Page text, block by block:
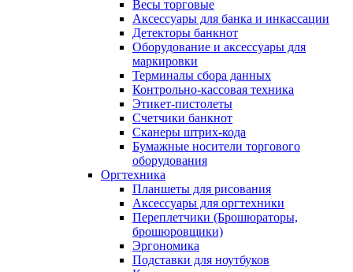
Весы торговые
Аксессуары для банка и инкассации
Детекторы банкнот
Оборудование и аксессуары для
маркировки
Терминалы сбора данных
Контрольно-кассовая техника
Этикет-пистолеты
Счетчики банкнот
Сканеры штрих-кода
Бумажные носители торгового
оборудования
Оргтехника
Планшеты для рисования
Аксессуары для оргтехники
Переплетчики (Брошюраторы,
брошюровщики)
Эргономика
Подставки для ноутбуков